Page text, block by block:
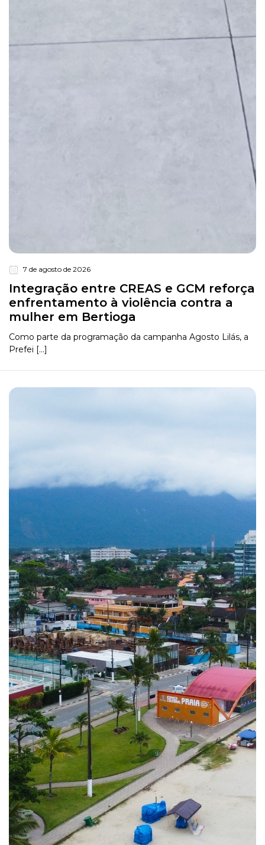
7 de agosto de 2026
Integração entre CREAS e GCM reforça
enfrentamento à violência contra a
mulher em Bertioga
Como parte da programação da campanha Agosto Lilás, a
Prefei [...]